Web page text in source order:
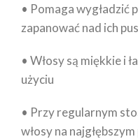
• Pomaga wygładzić
zapanować nad ich
• Włosy są miękkie i
użyciu
• Przy regularnym
włosy na